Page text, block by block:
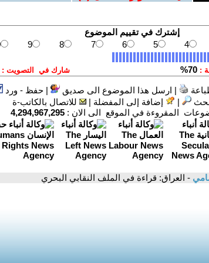
| ارسل هذا الموضوع الى صديق |حفظ - ورد
| إضافة إلى المفضلة |
للاتصال بالكاتب-ة
المقروءة في الموقع الى الان : 4,294,967,295
- العراق: قراءة في الملف النقابي البحري